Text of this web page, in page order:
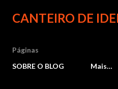
Pular para o
CANTEIRO DE
Páginas
SOBRE O BLOG
Mais…